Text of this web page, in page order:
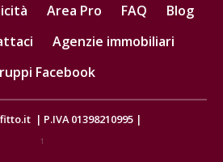
Area Pro FAQ
Blog
Agenzie immobiliari
Facebook
| P.IVA 01398210995 |
1